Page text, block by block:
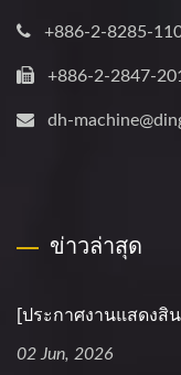
+886-2-8285-
+886-2-2847-
dh-
ข่าวล่าสุด
[ประกาศงานแสดงสิ
02 Jun, 2026